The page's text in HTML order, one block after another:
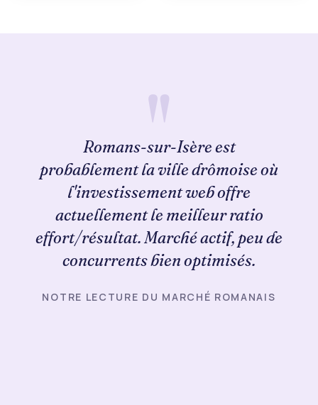
Romans-sur-Isère est
probablement la ville drômoise où
l'investissement web offre
actuellement le meilleur ratio
effort/résultat. Marché actif, peu de
concurrents bien optimisés.
NOTRE LECTURE DU MARCHÉ ROMANAIS